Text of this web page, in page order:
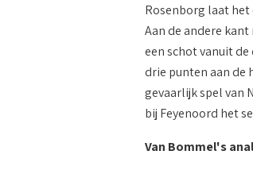
Rosenborg laat
Aan de andere
een schot vanuit
drie punten aan de
gevaarlijk spel van
bij Feyenoord het
Van Bommel's